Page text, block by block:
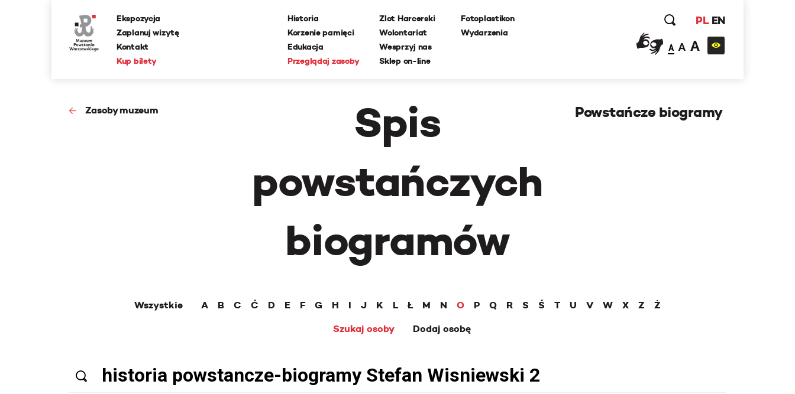
Ekspozycja
Zaplanuj wizytę
Kontakt
Kup bilety
Historia
Korzenie pamięci
Edukacja
Przeglądaj zasoby
Zlot Harcerski
Wolontariat
Wesprzyj nas
Sklep on-line
Fotoplastikon
Wydarzenia
PL EN
A A A
Zasoby muzeum
Spis
powstańczych
biogramów
Powstańcze biogramy
Wszystkie A B C Ć D E F G H I J K L Ł M N O P Q R S Ś T U V W X Z
Ż
Szukaj osoby
Dodaj osobę